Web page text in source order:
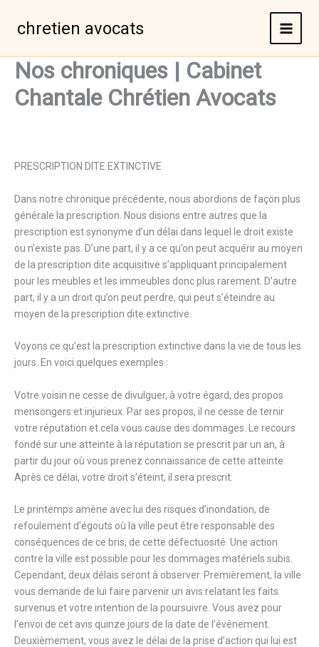
chretien avocats
Nos chroniques | Cabinet
Chantale Chrétien Avocats
PRESCRIPTION DITE EXTINCTIVE
Dans notre chronique précédente, nous abordions de façon plus
générale la prescription. Nous disions entre autres que la
prescription est synonyme d’un délai dans lequel le droit existe
ou n’existe pas. D’une part, il y a ce qu’on peut acquérir au moyen
de la prescription dite acquisitive s’appliquant principalement
pour les meubles et les immeubles donc plus rarement. D’autre
part, il y a un droit qu’on peut perdre, qui peut s’éteindre au
moyen de la prescription dite extinctive.
Voyons ce qu’est la prescription extinctive dans la vie de tous les
jours. En voici quelques exemples :
Votre voisin ne cesse de divulguer, à votre égard, des propos
mensongers et injurieux. Par ses propos, il ne cesse de ternir
votre réputation et cela vous cause des dommages. Le recours
fondé sur une atteinte à la réputation se prescrit par un an, à
partir du jour où vous prenez connaissance de cette atteinte.
Après ce délai, votre droit s’éteint, il sera prescrit.
Le printemps amène avec lui des risques d’inondation, de
refoulement d’égouts où la ville peut être responsable des
conséquences de ce bris, de cette défectuosité. Une action
contre la ville est possible pour les dommages matériels subis.
Cependant, deux délais seront à observer. Premièrement, la ville
vous demande de lui faire parvenir un avis relatant les faits
survenus et votre intention de la poursuivre. Vous avez pour
l’envoi de cet avis quinze jours de la date de l’évènement.
Deuxièmement, vous avez le délai de la prise d’action qui lui est